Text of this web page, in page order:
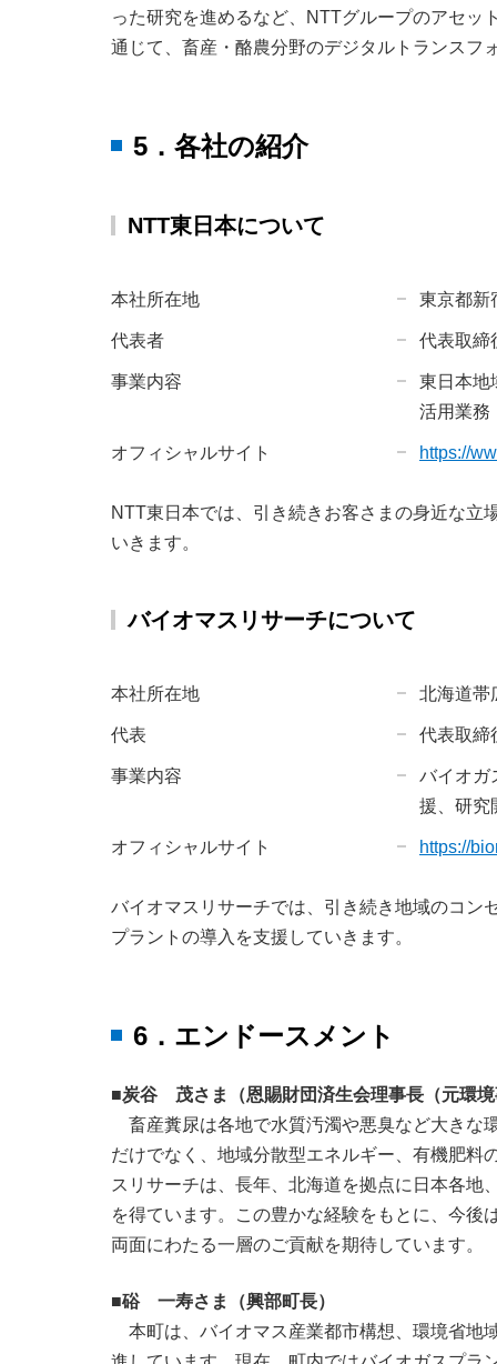
った研究を進めるなど、NTTグループのアセッ
通じて、畜産・酪農分野のデジタルトランスフ
5．各社の紹介
NTT東日本について
本社所在地 東京都新
代表者 代表取
事業内容
東日本地
活用業務
オフィシャルサイト https://
NTT東日本では、引き続きお客さまの身近な立
いきます。
バイオマスリサーチについて
本社所在地 北海道帯
代表 代表取
事業内容
バイオガ
援、研究
オフィシャルサイト https://
バイオマスリサーチでは、引き続き地域のコン
プラントの導入を支援していきます。
6．エンドースメント
■炭谷 茂さま（恩賜財団済生会理事長（元環
畜産糞尿は各地で水質汚濁や悪臭など大きな
だけでなく、地域分散型エネルギー、有機肥料
スリサーチは、長年、北海道を拠点に日本各地
を得ています。この豊かな経験をもとに、今
両面にわたる一層のご貢献を期待しています。
■硲 一寿さま（興部町長）
本町は、バイオマス産業都市構想、環境省地